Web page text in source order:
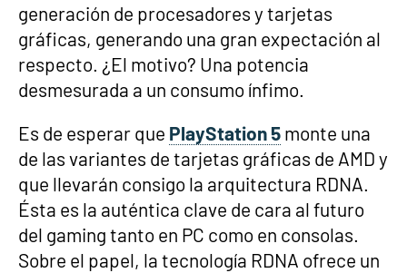
generación de procesadores y tarjetas
gráficas, generando una gran expectación al
respecto. ¿El motivo? Una potencia
desmesurada a un consumo ínfimo.
Es de esperar que PlayStation 5 monte una
de las variantes de tarjetas gráficas de AMD y
que llevarán consigo la arquitectura RDNA.
Ésta es la auténtica clave de cara al futuro
del gaming tanto en PC como en consolas.
Sobre el papel, la tecnología RDNA ofrece un